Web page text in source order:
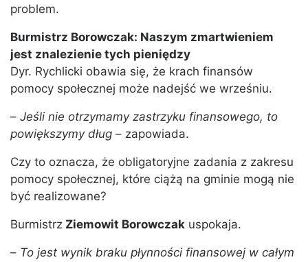
problem.
Burmistrz Borowczak: Naszym zmartwieniem
jest znalezienie tych pieniędzy
Dyr. Rychlicki obawia się, że krach finansów
pomocy społecznej może nadejść we wrześniu.
– Jeśli nie otrzymamy zastrzyku finansowego, to
powiększymy dług – zapowiada.
Czy to oznacza, że obligatoryjne zadania z zakresu
pomocy społecznej, które ciążą na gminie mogą nie
być realizowane?
Burmistrz Ziemowit Borowczak uspokaja.
– To jest wynik braku płynności finansowej w całym